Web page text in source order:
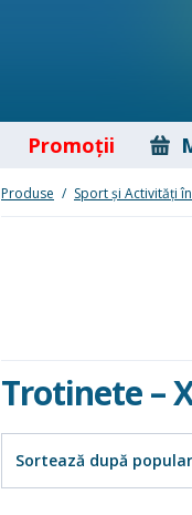
Promoţii
Produse / Sport și Activități
Trotinete–
Sortează după